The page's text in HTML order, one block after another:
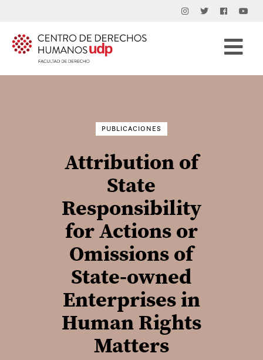
PUBLICACIONES
Attribution of
State
Responsibility
for Actions or
Omissions of
State-owned
Enterprises in
Human Rights
Matters